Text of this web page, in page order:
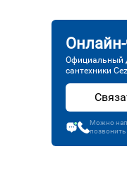
Официальный
сантехники
Можно
позвонить